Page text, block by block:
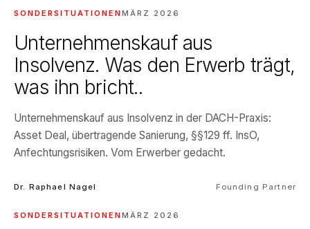
SONDERSITUATIONENMÄRZ 2026
Unternehmenskauf aus
Insolvenz. Was den Erwerb trägt,
was ihn bricht..
Unternehmenskauf aus Insolvenz in der DACH-Praxis:
Asset Deal, übertragende Sanierung, §§129 ff. InsO,
Anfechtungsrisiken. Vom Erwerber gedacht.
Dr. Raphael Nagel Founding Partner
SONDERSITUATIONENMÄRZ 2026